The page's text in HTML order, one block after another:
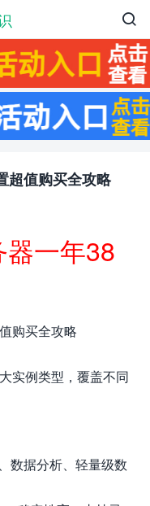

超值购买全攻略
一年38
购买全攻略
实例类型，覆盖不同
数据分析、轻量级数